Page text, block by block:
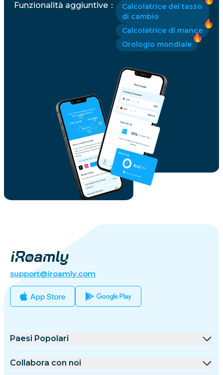
Funzionalità aggiuntive ：
Calcolatrice del tasso
di cambio
Calcolatrice di mance
Orologio mondiale
support@iroamly.com
Paesi Popolari
Stati Uniti
Collabora con noi